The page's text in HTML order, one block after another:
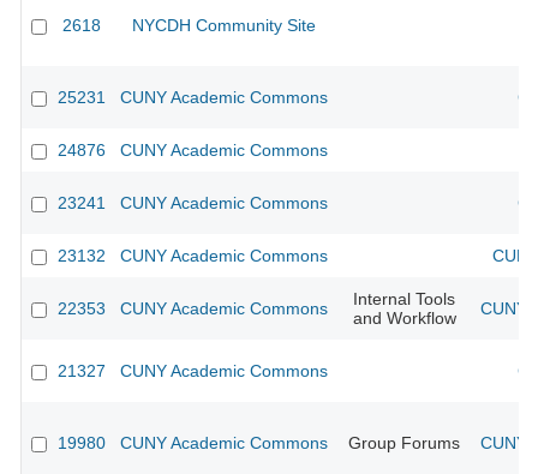
2618 NYCDH Community Site
25231 CUNY Academic Commons
24876 CUNY Academic Commons
23241 CUNY Academic Commons
23132 CUNY Academic Commons
22353 CUNY Academic Commons
Internal Tools
and Workflow
CUNY
21327 CUNY Academic Commons
19980 CUNY Academic Commons Group Forums CUNY